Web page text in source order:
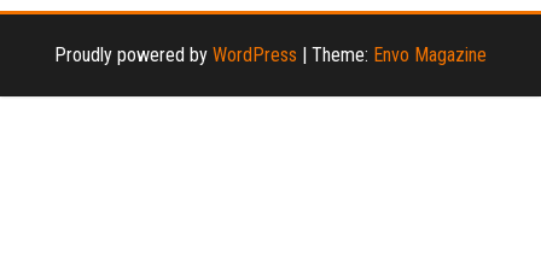
Proudly powered by WordPress Theme: Envo Magazine